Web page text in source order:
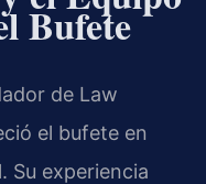
Bufete
de Law
el bufete en
Su experiencia